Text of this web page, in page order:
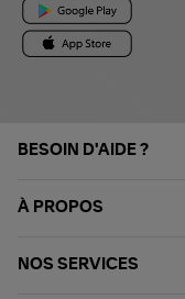
BESOIN D'AIDE ?
À PROPOS
NOS SERVICES